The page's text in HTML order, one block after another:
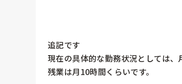
追記です
現在の具体的な勤務状況としては、
残業は月10時間くらいです。